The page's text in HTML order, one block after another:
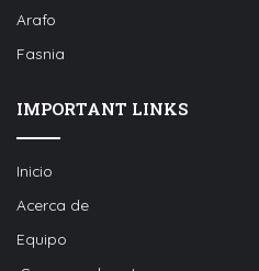
Arafo
Fasnia
IMPORTANT LINKS
Inicio
Acerca de
Equipo